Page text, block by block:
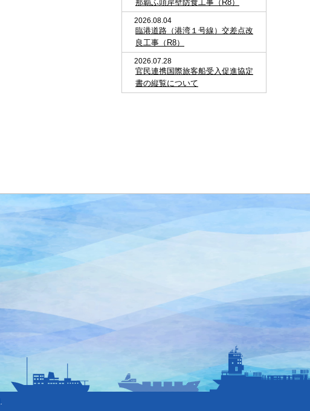
那覇ふ頭岸壁防食工事（R8）
2026.08.04
臨港道路（港湾１号線）交差点改
良工事（R8）
2026.07.28
官民連携国際旅客船受入促進協定
書の縦覧について